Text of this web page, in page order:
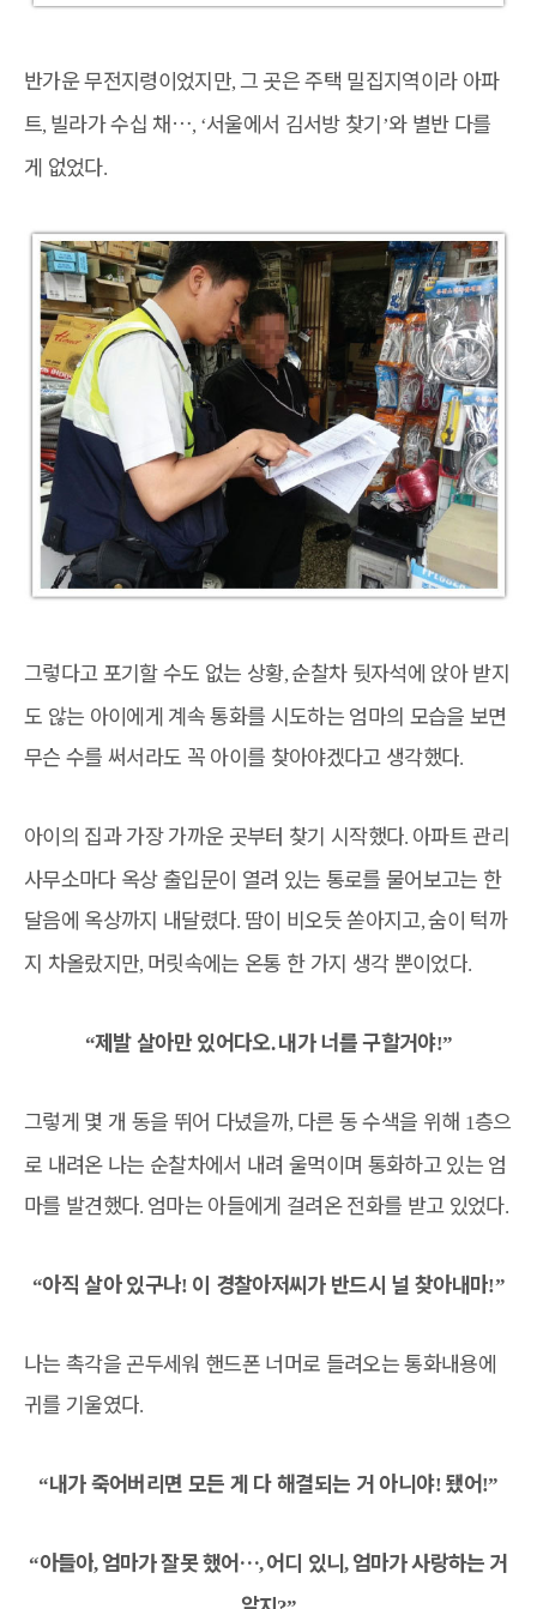
반가운 무전지령이었지만, 그 곳은 주택 밀집지역이라 아파
트, 빌라가 수십 채…, ‘서울에서 김서방 찾기’와 별반 다를
게 없었다.
그렇다고 포기할 수도 없는 상황, 순찰차 뒷자석에 앉아 받지
도 않는 아이에게 계속 통화를 시도하는 엄마의 모습을 보면
무슨 수를 써서라도 꼭 아이를 찾아야겠다고 생각했다.
아이의 집과 가장 가까운 곳부터 찾기 시작했다. 아파트 관리
사무소마다 옥상 출입문이 열려 있는 통로를 물어보고는 한
달음에 옥상까지 내달렸다. 땀이 비오듯 쏟아지고,숨이 턱까
지 차올랐지만, 머릿속에는 온통 한 가지 생각 뿐이었다.
“제발 살아만 있어다오.내가 너를 구할거야!”
그렇게 몇 개 동을 뛰어 다녔을까, 다른 동 수색을 위해 1층으
로 내려온 나는 순찰차에서 내려 울먹이며 통화하고 있는 엄
마를 발견했다. 엄마는 아들에게 걸려온 전화를 받고 있었다.
“아직 살아 있구나! 이 경찰아저씨가 반드시 널 찾아내마!”
나는 촉각을 곤두세워 핸드폰 너머로 들려오는 통화내용에
귀를 기울였다.
“내가 죽어버리면 모든 게 다 해결되는 거 아니야! 됐어!”
“아들아, 엄마가 잘못 했어…,어디 있니, 엄마가 사랑하는 거